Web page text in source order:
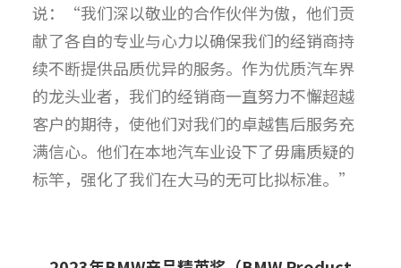
说：“我们深以敬业的合作伙伴为傲，他们贡
献了各自的专业与心力以确保我们的经销商持
续不断提供品质优异的服务。作为优质汽车界
的龙头业者，我们的经销商一直努力不懈超越
客户的期待，使他们对我们的卓越售后服务充
满信心。他们在本地汽车业设下了毋庸质疑的
标竿，强化了我们在大马的无可比拟标准。”